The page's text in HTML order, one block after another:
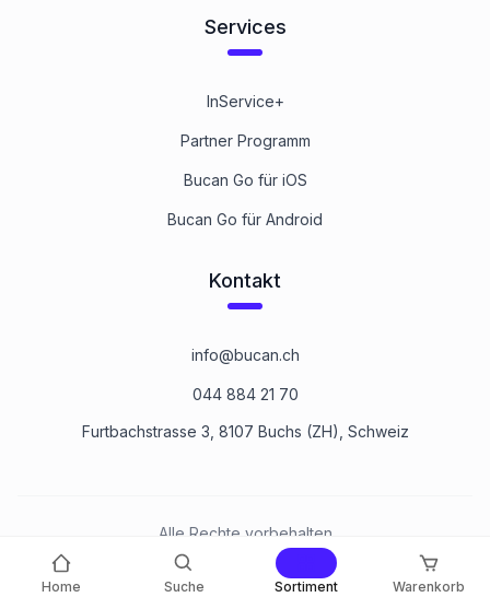
Services
InService+
Partner Programm
Bucan Go für iOS
Bucan Go für Android
Kontakt
info@bucan.ch
044 884 21 70
Furtbachstrasse 3, 8107 Buchs (ZH), Schweiz
Alle Rechte vorbehalten
Bucan Befestigungstechnik AG
Home Suche Sortiment Warenkorb